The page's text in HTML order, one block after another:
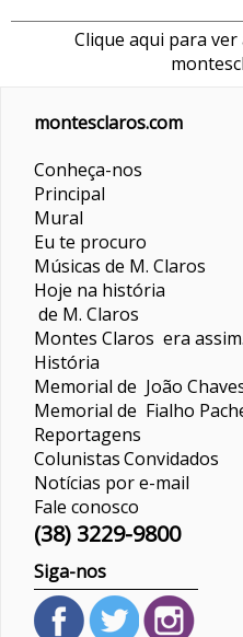
Clique aqui para
montesclaros.com
Conheça-nos
Principal
Mural
Eu te procuro
Músicas de M. Claros
Hoje na história
de M. Claros
Montes Claros era
História
Memorial de João
Memorial de Fialho
Reportagens
ColunistasConvidados
Notícias por e-mail
Fale conosco
(38) 3229-9800
Siga-nos